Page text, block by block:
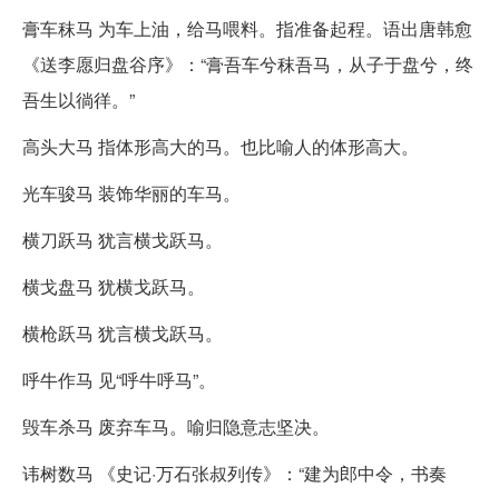
膏车秣马 为车上油，给马喂料。指准备起程。语出唐韩愈
《送李愿归盘谷序》：“膏吾车兮秣吾马，从子于盘兮，终
吾生以徜徉。”
高头大马 指体形高大的马。也比喻人的体形高大。
光车骏马 装饰华丽的车马。
横刀跃马 犹言横戈跃马。
横戈盘马 犹横戈跃马。
横枪跃马 犹言横戈跃马。
呼牛作马 见“呼牛呼马”。
毁车杀马 废弃车马。喻归隐意志坚决。
讳树数马 《史记·万石张叔列传》：“建为郎中令，书奏